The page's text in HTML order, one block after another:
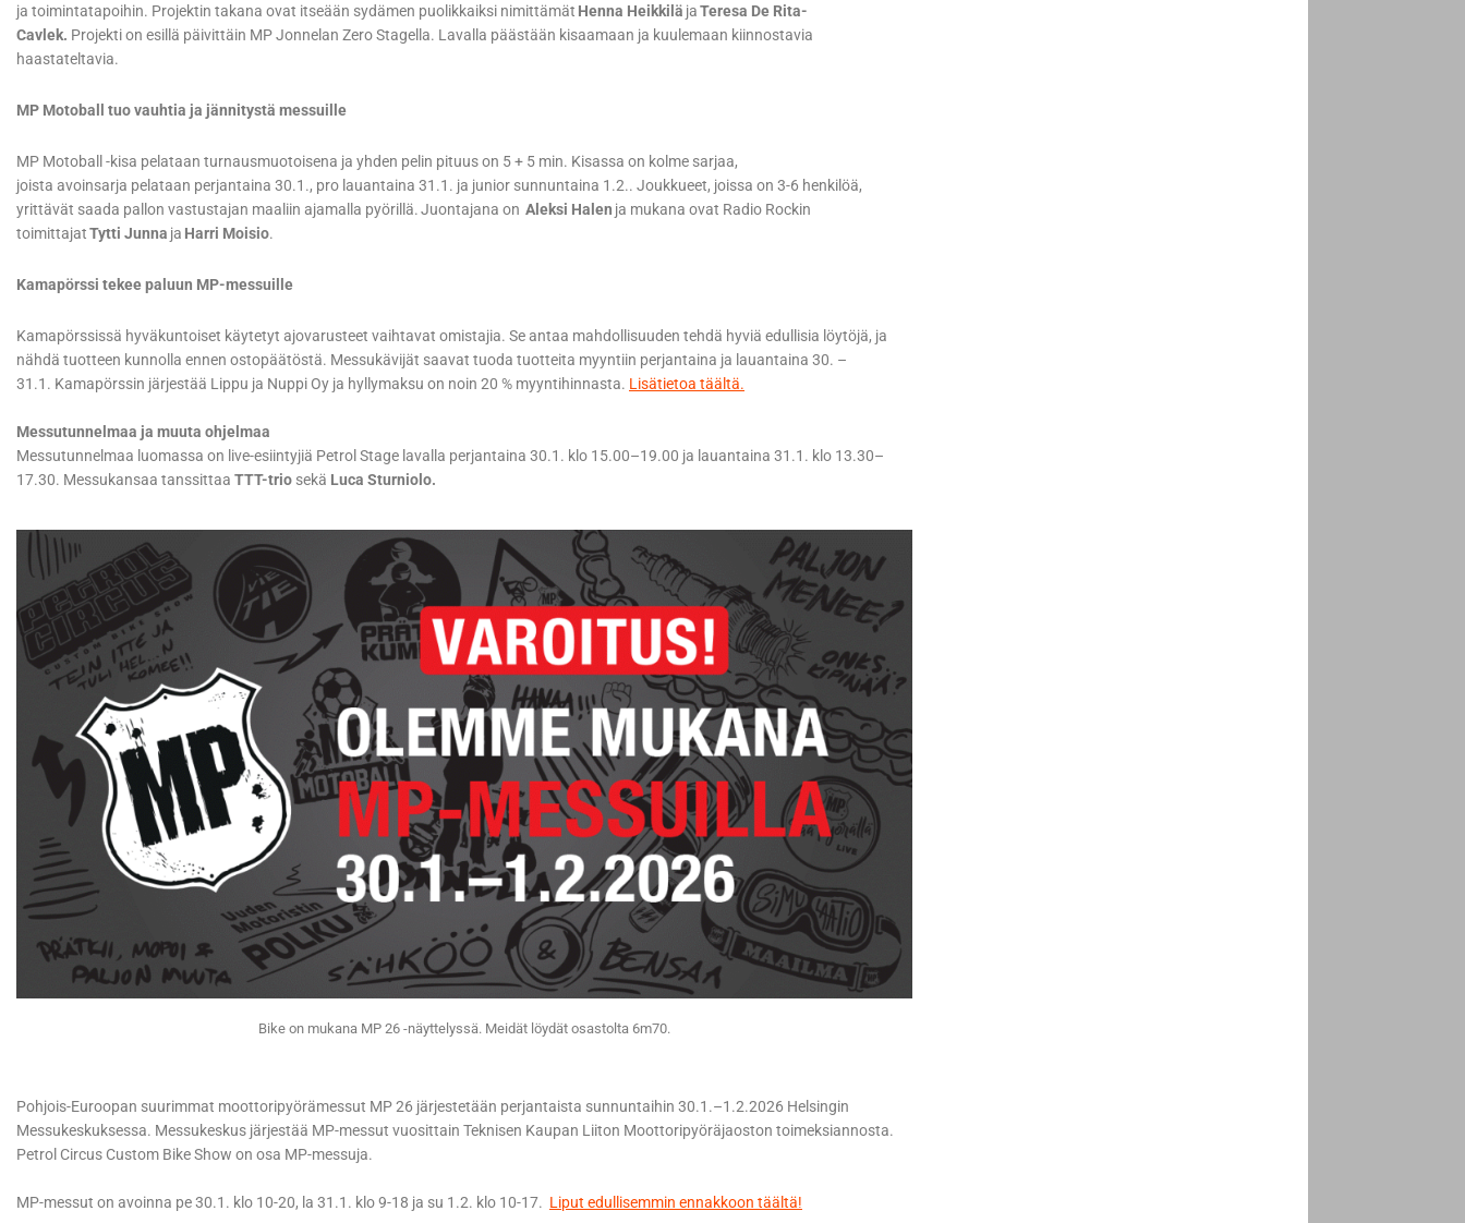
ja toimintatapoihin. Projektin takana ovat itseään sydämen puolikkaiksi nimittämät Henna Heikkilä jaTeresa De Rita-
Cavlek. Projekti on esillä päivittäin MP Jonnelan Zero Stagella. Lavalla päästään kisaamaan ja kuulemaan kiinnostavia
haastateltavia.
MP Motoball tuo vauhtia ja jännitystä messuille
MP Motoball -kisa pelataan turnausmuotoisena ja yhden pelin pituus on 5 + 5 min. Kisassa on kolme sarjaa,
joista avoinsarja pelataan perjantaina 30.1., pro lauantaina 31.1. ja junior sunnuntaina 1.2.. Joukkueet, joissa on 3-6 henkilöä,
yrittävät saada pallon vastustajan maaliin ajamalla pyörillä. Juontajana on Aleksi Halen ja mukana ovat Radio Rockin
toimittajatTytti Junna ja Harri Moisio.
Kamapörssi tekee paluun MP-messuille
Kamapörssissä hyväkuntoiset käytetyt ajovarusteet vaihtavat omistajia. Se antaa mahdollisuuden tehdä hyviä edullisia löytöjä, ja
nähdä tuotteen kunnolla ennen ostopäätöstä. Messukävijät saavat tuoda tuotteita myyntiin perjantaina ja lauantaina 30. –
31.1. Kamapörssin järjestää Lippu ja Nuppi Oy ja hyllymaksu on noin 20 % myyntihinnasta. Lisätietoa täältä.
Messutunnelmaa ja muuta ohjelmaa
Messutunnelmaa luomassa on live-esiintyjiä Petrol Stage lavalla perjantaina 30.1. klo 15.00–19.00 ja lauantaina 31.1. klo 13.30–
17.30. Messukansaa tanssittaa TTT-trio sekä Luca Sturniolo.
Bike on mukana MP 26 -näyttelyssä. Meidät löydät osastolta 6m70.
Pohjois-Euroopan suurimmat moottoripyörämessut MP 26 järjestetään perjantaista sunnuntaihin 30.1.–1.2.2026 Helsingin
Messukeskuksessa. Messukeskus järjestää MP-messut vuosittain Teknisen Kaupan Liiton Moottoripyöräjaoston toimeksiannosta.
Petrol Circus Custom Bike Show on osa MP-messuja.
MP-messut on avoinna pe 30.1. klo 10-20, la 31.1. klo 9-18 ja su 1.2. klo 10-17. Liput edullisemmin ennakkoon täältä!